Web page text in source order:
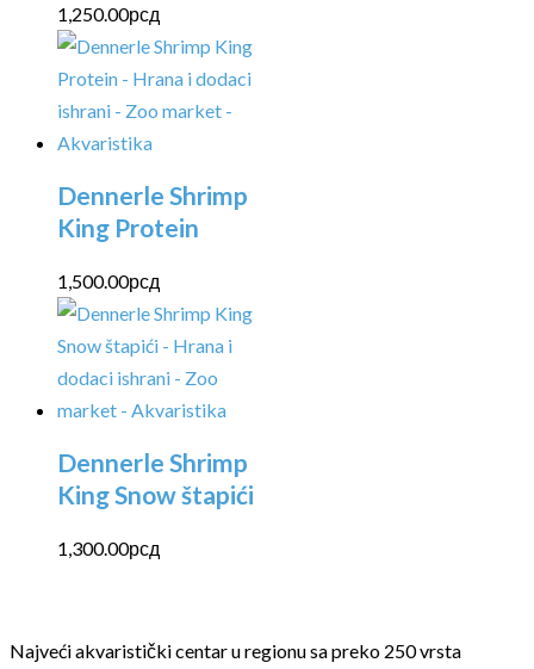
1,250.00рсд
Dennerle Shrimp
King Protein
1,500.00рсд
Dennerle Shrimp
King Snow štapići
1,300.00рсд
Najveći akvaristički centar u regionu sa preko 250 vrsta